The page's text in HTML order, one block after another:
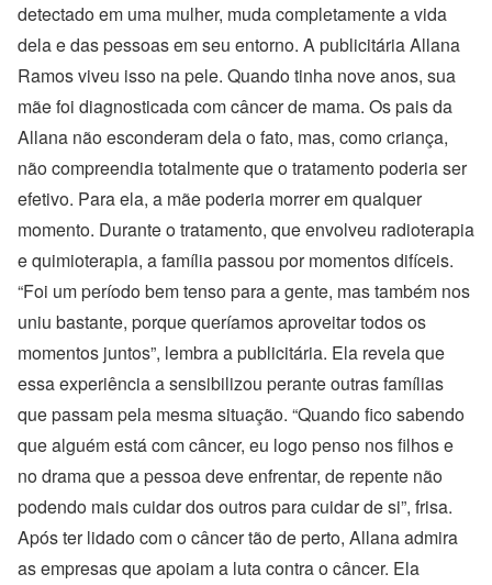
detectado em uma mulher, muda completamente a vida
dela e das pessoas em seu entorno. A publicitária Allana
Ramos viveu isso na pele. Quando tinha nove anos, sua
mãe foi diagnosticada com câncer de mama. Os pais da
Allana não esconderam dela o fato, mas, como criança,
não compreendia totalmente que o tratamento poderia ser
efetivo. Para ela, a mãe poderia morrer em qualquer
momento. Durante o tratamento, que envolveu radioterapia
e quimioterapia, a família passou por momentos difíceis.
“Foi um período bem tenso para a gente, mas também nos
uniu bastante, porque queríamos aproveitar todos os
momentos juntos”, lembra a publicitária. Ela revela que
essa experiência a sensibilizou perante outras famílias
que passam pela mesma situação. “Quando fico sabendo
que alguém está com câncer, eu logo penso nos filhos e
no drama que a pessoa deve enfrentar, de repente não
podendo mais cuidar dos outros para cuidar de si”, frisa.
Após ter lidado com o câncer tão de perto, Allana admira
as empresas que apoiam a luta contra o câncer. Ela